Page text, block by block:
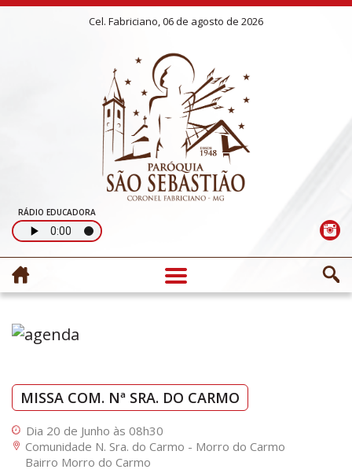
Cel. Fabriciano, 06 de agosto de 2026
RÁDIO EDUCADORA
MISSA COM. Nª SRA. DO CARMO
Dia 20 de Junho às 08h30
Comunidade N. Sra. do Carmo - Morro do Carmo
Bairro Morro do Carmo